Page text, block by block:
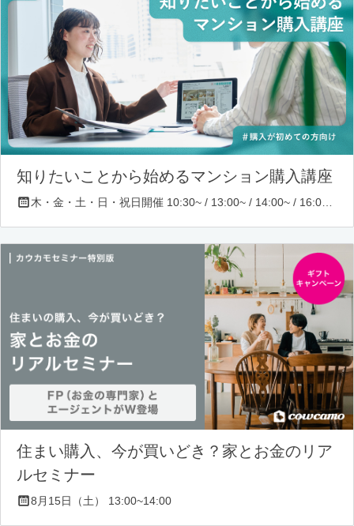
知りたいことから始めるマンション購入講座
住まい購入、今が買いどき？家とお金のリア
ルセミナー
8月15日（土） 13:00~14:00